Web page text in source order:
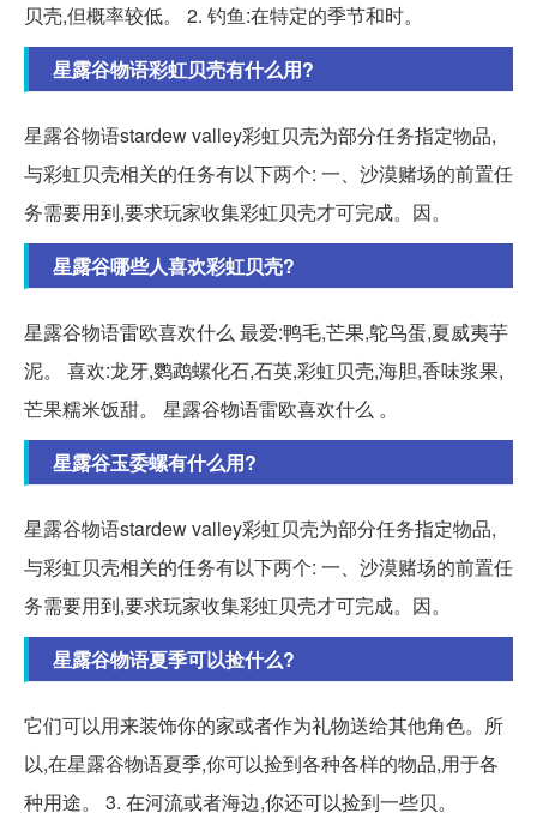
贝壳,但概率较低。 2. 钓鱼:在特定的季节和时。
星露谷物语彩虹贝壳有什么用?
星露谷物语stardew valley彩虹贝壳为部分任务指定物品,
与彩虹贝壳相关的任务有以下两个: 一、沙漠赌场的前置任
务需要用到,要求玩家收集彩虹贝壳才可完成。因。
星露谷哪些人喜欢彩虹贝壳?
星露谷物语雷欧喜欢什么 最爱:鸭毛,芒果,鸵鸟蛋,夏威夷芋
泥。 喜欢:龙牙,鹦鹉螺化石,石英,彩虹贝壳,海胆,香味浆果,
芒果糯米饭甜。 星露谷物语雷欧喜欢什么 。
星露谷玉委螺有什么用?
星露谷物语stardew valley彩虹贝壳为部分任务指定物品,
与彩虹贝壳相关的任务有以下两个: 一、沙漠赌场的前置任
务需要用到,要求玩家收集彩虹贝壳才可完成。因。
星露谷物语夏季可以捡什么?
它们可以用来装饰你的家或者作为礼物送给其他角色。所
以,在星露谷物语夏季,你可以捡到各种各样的物品,用于各
种用途。 3. 在河流或者海边,你还可以捡到一些贝。